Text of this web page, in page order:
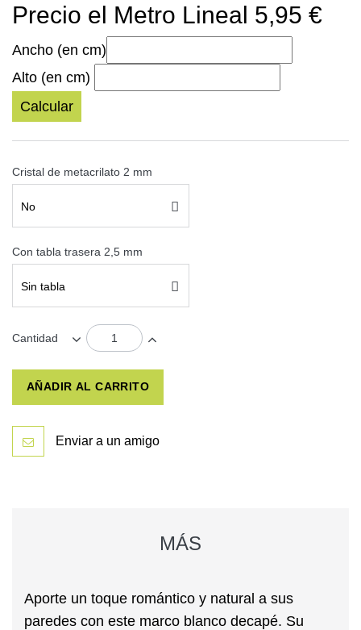
Precio el Metro Lineal 5,95 €
Ancho (en cm)
Alto (en cm)
Calcular
Cristal de metacrilato 2 mm
No
Con tabla trasera 2,5 mm
Sin tabla
Cantidad
AÑADIR AL CARRITO
Enviar a un amigo
MÁS
Aporte un toque romántico y natural a sus
paredes con este marco blanco decapé. Su